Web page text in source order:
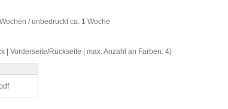
/ unbedruckt ca. 1 Woche
| Vorderseite/Rückseite | max. Anzahl an Farben: 4)